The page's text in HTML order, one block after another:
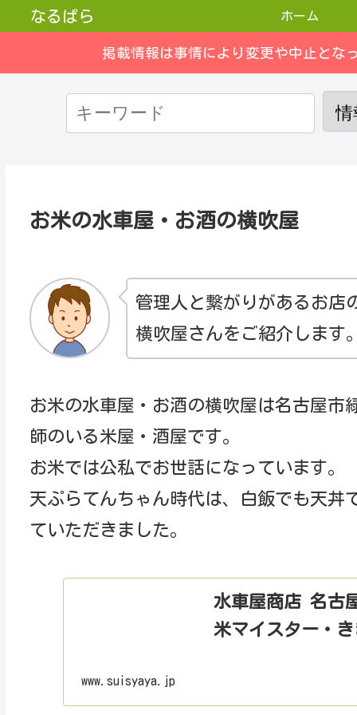
なるぱら ホーム
掲載情報は事情により変更や中止とな
お米の水車屋・お酒の横吹屋
管理人と繋がりがあるお店
横吹屋さんをご紹介します
お米の水車屋・お酒の横吹屋は名古屋市
師のいる米屋・酒屋です。
お米では公私でお世話になっています。
天ぷらてんちゃん時代は、白飯でも天丼
ていただきました。
水車屋商店 名古
米マイスター・
www.suisyaya.jp